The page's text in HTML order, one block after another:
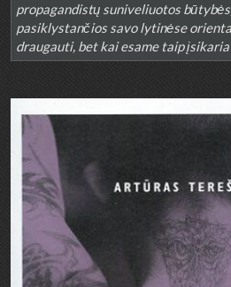
propagandistų suniveliuotos
pasiklystančios savo lytinėse
draugauti, bet kai esame taip